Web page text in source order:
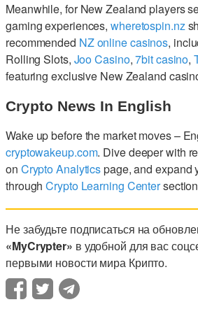
Meanwhile, for New Zealand players
gaming experiences, wheretospin.nz
recommended NZ online casinos,
Rolling Slots, Joo Casino,7bit casino,
featuring exclusive New Zealand
Crypto News In English
Wake up before the market moves –
cryptowakeup.com. Dive deeper with
on Crypto Analyticspage, and expand
throughCrypto Learning Center
Не забудьте подписаться на
«MyCrypter» в удобной для вас
первыми новости мира Крипто.